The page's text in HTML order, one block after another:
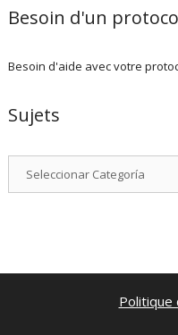
Besoin d'un
Besoin d'aide avec votre
Sujets
Politique